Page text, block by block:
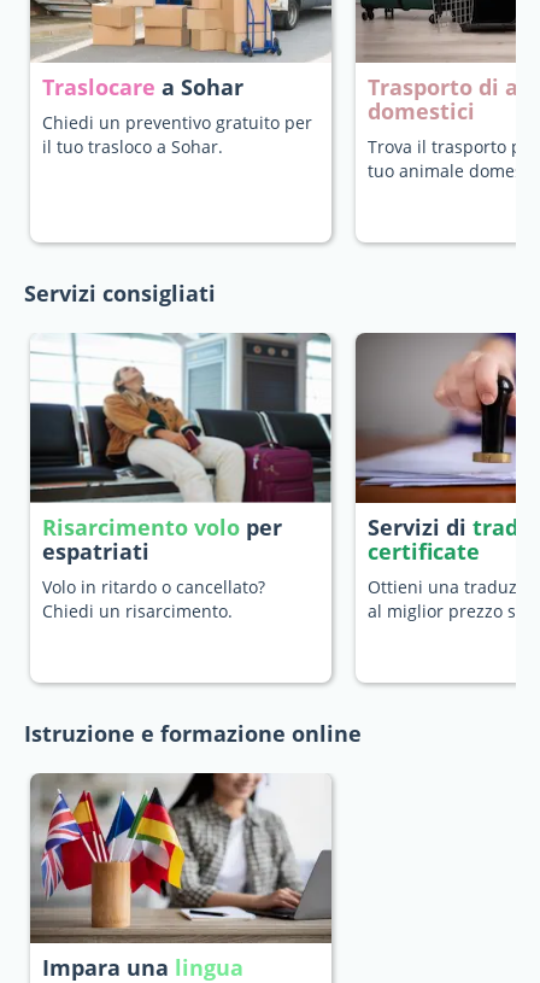
Traslocare a Sohar
Chiedi un preventivo gratuito per
il tuo trasloco a Sohar.
Trasporto di
domestici
Trova il trasporto
tuo animale
Servizi consigliati
Risarcimento volo per
espatriati
Volo in ritardo o cancellato?
Chiedi un risarcimento.
Servizi di
certificate
Ottieni una
al miglior prezzo sul
Istruzione e formazione online
Impara una lingua